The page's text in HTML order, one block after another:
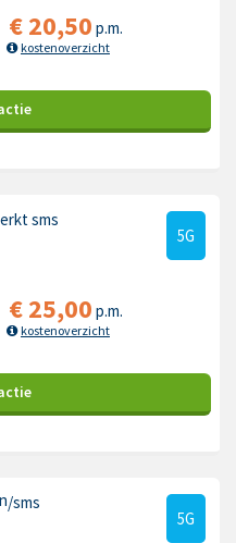
€20,50 p.m.
kostenoverzicht
sms
5G
€25,00 p.m.
kostenoverzicht
/sms
5G